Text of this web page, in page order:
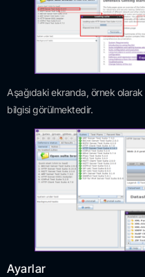
Aşağıdaki ekranda, örnek olarak
bilgisi görülmektedir.
Ayarlar